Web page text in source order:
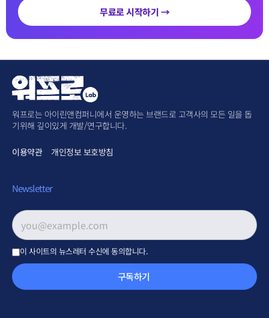
무료로 시작하기 →
워프로는 아이린앤컴퍼니에서 운영하는 브랜드로 고객사의 모든 일을 돕
기위해 깊이있게 개발/연구합니다.
이용약관 개인정보 보호방침
Newsletter
이메일 주소*
이 사이트의 뉴스레터 수신에 동의합니다.
구독하기